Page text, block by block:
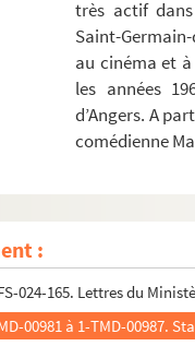
très actif
Saint-
au cinéma et
les années
d’Angers. A
comédienne
:
Angela (1956)
pas l’enfant (1957)
en papier (1957 ; reprise)
(1958 ; reprise)
024-165. Lettres du
00981 à 1-TMD-00987.